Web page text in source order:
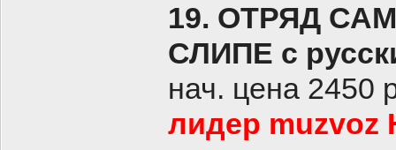
19. ОТРЯД
СЛИПЕ с
нач. цена 2450
лидер muzvoz